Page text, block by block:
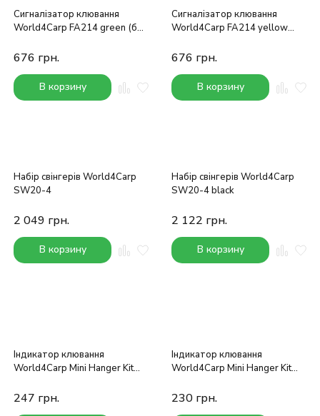
Сигналізатор клювання
World4Carp FA214 green (без
676 грн.
В корзину
Сигналізатор клювання
World4Carp FA214 yellow
676 грн.
В корзину
Набір свінгерів World4Carp
SW20-4
2 049 грн.
В корзину
Набір свінгерів World4Carp
SW20-4 black
2 122 грн.
В корзину
Індикатор клювання
World4Carp Mini Hanger Kit
247 грн.
Індикатор клювання
World4Carp Mini Hanger Kit
230 грн.